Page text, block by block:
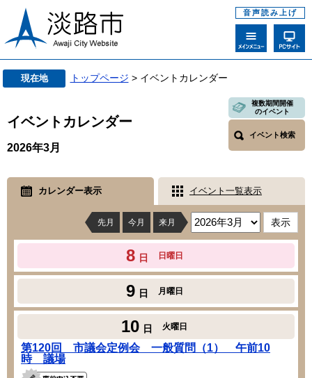
音声読み上げ
現在地 トップページ > イベントカレンダー
イベントカレンダー
複数期間開催
のイベント
イベント検索
2026年3月
カレンダー表示 イベント一覧表示
先月 今月 来月
8 日 日曜日
9 日 月曜日
10 日 火曜日
第120回 市議会定例会 一般質問（1） 午前10
時 議場